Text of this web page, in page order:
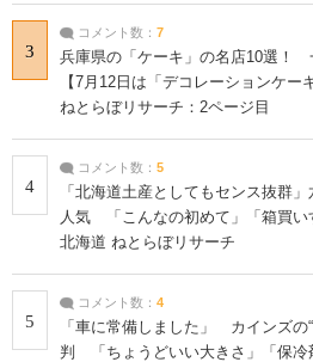
3
コメント数： 7
兵庫県の「ケーキ」の名店10選！
【7月12日は「デコレーションケ
ねとらぼリサーチ：2ページ目
4
コメント数： 5
「北海道土産としてもセンス抜群
人気 「こんなの初めて」「箱買い
北海道 ねとらぼリサーチ
5
コメント数： 4
「車に常備しました」 カインズの
判 「ちょうどいい大きさ」「保冷